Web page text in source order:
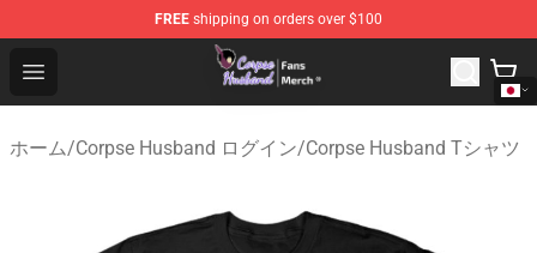
FREE shipping on orders over $100
Open menu
Corpse Husband Store - Official Corpse Husband
ホーム/Corpse Husband ログイン/Corpse Husband Tシャツ